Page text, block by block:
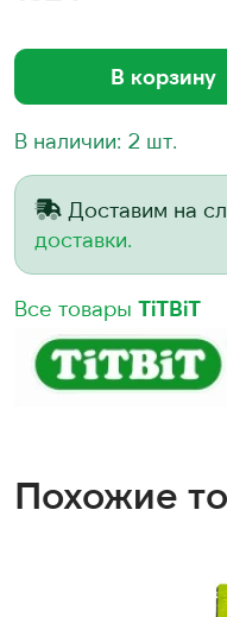
В корзину
В наличии: 2 шт.
Доставим на
доставки.
Все товары TiTBiT
Похожие